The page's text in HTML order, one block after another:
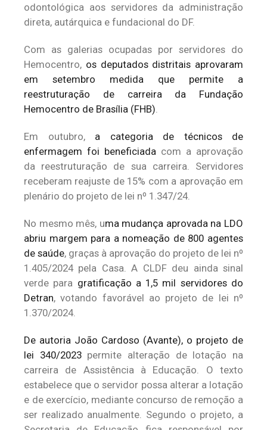
odontológica aos servidores da administração
direta, autárquica e fundacional do DF.
Com as galerias ocupadas por servidores do
Hemocentro, os deputados distritais aprovaram
em setembro medida que permite a
reestruturação de carreira da Fundação
Hemocentro de Brasília (FHB)
Em outubro, a categoria de técnicos de
enfermagem foi beneficiada com a aprovação
da reestruturação de sua carreira. Servidores
receberam reajuste de 15% com a aprovação em
plenário do projeto de lei nº 1.347/24.
No mesmo mês, uma mudança aprovada na LDO
abriu margem para a nomeação de 800 agentes
de saúde, graças à aprovação do projeto de lei nº
1.405/2024 pela Casa. A CLDF deu ainda sinal
verde para gratificação a 1,5 mil servidores do
Detran, votando favorável ao projeto de lei nº
1.370/2024.
De autoria João Cardoso (Avante), o projeto de
lei 340/2023permite alteração de lotação na
carreira de Assistência à Educação. O texto
estabelece que o servidor possa alterar a lotação
e de exercício, mediante concurso de remoção a
ser realizado anualmente. Segundo o projeto, a